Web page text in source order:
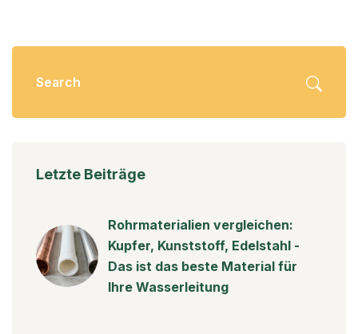
Letzte Beiträge
Rohrmaterialien vergleichen:
Kupfer, Kunststoff, Edelstahl -
Das ist das beste Material für
Ihre Wasserleitung